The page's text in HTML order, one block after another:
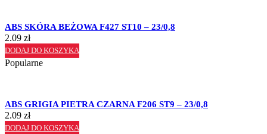
ABS SKÓRA BEŻOWA F427 ST10 – 23/0,8
2.09 zł
DODAJ DO KOSZYKA
Popularne
ABS GRIGIA PIETRA CZARNA F206 ST9 – 23/0,8
2.09 zł
DODAJ DO KOSZYKA